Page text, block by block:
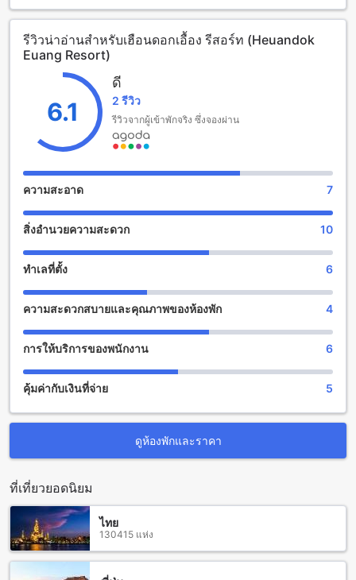
ในการเดินทางและวางแผนกิจกรรมต่างๆได้อย่างเหมาะสม
โรงแรมมีห้องพักทั้งหมด 7 ห้อง ที่มีการตกแต่งอย่างสวยงามและ
สะดวกสบาย ทำให้คุณสามารถพักผ่อนและผ่อนคลายอย่าง
สมบูรณ์แบบได้
สนุกสุดเพลิดเพลินกับสิ่งอำนวยความสะดวกในเฮือนดอกเอื้อง
รีสอร์ท
เฮือนดอกเอื้อง รีสอร์ท มีสิ่งอำนวยความสะดวกที่น่าตื่นเต้น
มากมายสำหรับผู้เข้าพักทุกท่านที่ต้องการสัมผัสกับความ
สำหรับกีฬาและกิจกรรมกลางแจ้ง ทำให้คุณสามารถเล่นกีฬาหรือ
สัมผัสกับธรรมชาติได้อย่างสนุกสนาน
สิ่งอำนวยความสะดวกที่เฮือนดอกเอื้อง รีสอร์ท
เฮือนดอกเอื้อง รีสอร์ท มีสิ่งอำนวยความสะดวกที่หลากหลายเพื่อ
ให้คุณมีประสบการณ์ที่สะดวกสบายในระหว่างการเข้าพักของคุณ
ช่วยให้คุณสามารถรักษาความสะอาดของเสื้อผ้าและผ้าปูที่เตียง
คุณเชื่อมต่ออินเตอร์เน็ตได้ทั้งในห้องพักและในพื้นที่สาธารณะ
นอกจากนี้ยังมีบริการเก็บรักษากระเป๋าเดินทาง และบริการ
พักที่สะดวกสบายและปลอดภัย
เฮือนดอกเอื้อง รีสอร์ท มีสิ่งอำนวยความสะดวกในการเดินทาง
สำหรับผู้มาเยือนทั้งรถส่วนตัวและรถเช่า และที่สำคัญคือการจอด
รถฟรี ทำให้ผู้เข้าพักสามารถมาเพื่อพักผ่อนได้อย่างสบายๆ โดยไม่
ต้องกังวลเรื่องการจอดรถ
รีวิวน่าอ่านสำหรับเฮือนดอกเอื้อง รีสอร์ท (Heuandok
Euang Resort)
6.1
ดี
2 รีวิว
รีวิวจากผู้เข้าพักจริง ซึ่งจองผ่าน
ความสะอาด 7
สิ่งอำนวยความสะดวก 10
ทำเลที่ตั้ง 6
ความสะดวกสบายและคุณภาพของห้องพัก 4
การให้บริการของพนักงาน 6
คุ้มค่ากับเงินที่จ่าย 5
ดูห้องพักและราคา
ที่เที่ยวยอดนิยม
ไทย
130415 แห่ง